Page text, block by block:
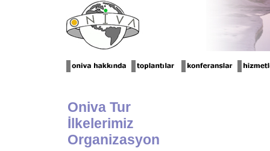
Oniva Tur
İlkelerimiz
Organizasyon